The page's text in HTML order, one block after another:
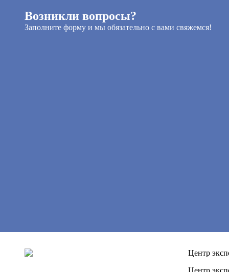
Возникли вопросы?
Заполните форму и мы обязательно с вами свяжемся!
Центр